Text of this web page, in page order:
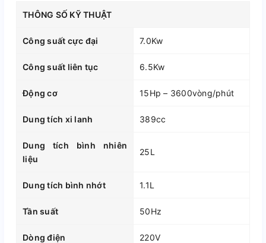
THÔNG SỐ KỸ THUẬT
Công suất cực đại 7.0Kw
Công suất liên tục 6.5Kw
Động cơ 15Hp – 3600vòng/phút
Dung tích xi lanh 389cc
Dung tích bình nhiên
liệu
25L
Dung tích bình nhớt 1.1L
Tần suất 50Hz
Dòng điện 220V